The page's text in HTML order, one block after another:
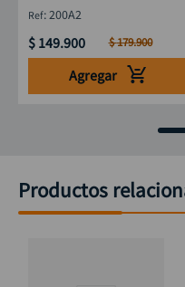
:200A2
$ 149.900 $179.900
Agregar
Productos